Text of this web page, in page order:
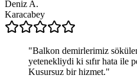
Deniz A.
Karacabey
"Balkon demirlerimiz
yetenekliydi ki sıfır hata ile
Kusursuz bir hizmet."